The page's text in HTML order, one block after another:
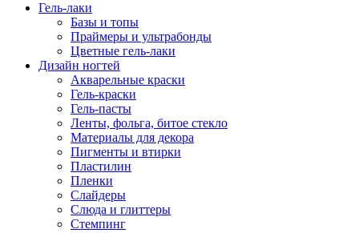
Гель-лаки
Базы и топы
Праймеры и ультрабонды
Цветные гель-лаки
Дизайн ногтей
Акварельные краски
Гель-краски
Гель-пасты
Ленты, фольга, битое стекло
Материалы для декора
Пигменты и втирки
Пластилин
Пленки
Слайдеры
Слюда и глиттеры
Стемпинг